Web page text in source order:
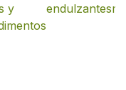
y
endulzantes